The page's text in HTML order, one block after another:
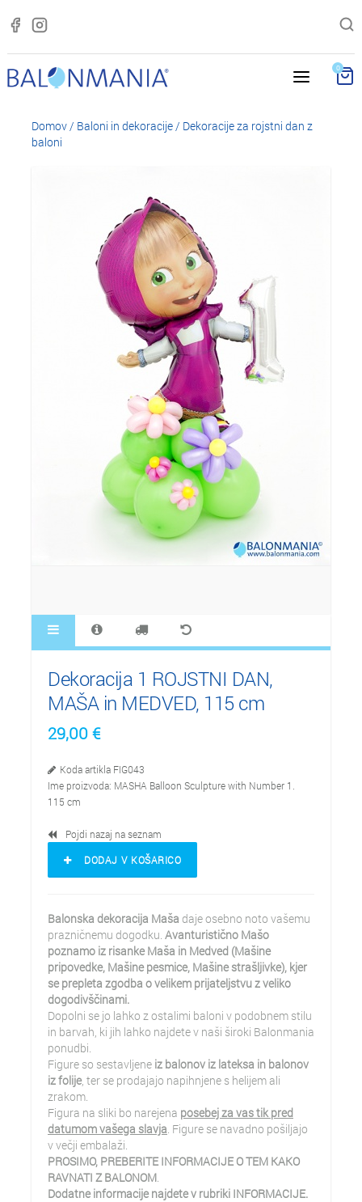
0
Domov/ Baloni in dekoracije/ Dekoracije za rojstni dan z
baloni
Dekoracija 1 ROJSTNI DAN,
MAŠA in MEDVED, 115 cm
29,00€
Koda artikla FIG043
Ime proizvoda: MASHA Balloon Sculpture with Number 1.
115 cm
Pojdi nazaj na seznam
DODAJ V KOŠARICO
Balonska dekoracija Maša daje osebno noto vašemu
prazničnemu dogodku. Avanturistično Mašo
poznamo iz risanke Maša in Medved (Mašine
pripovedke, Mašine pesmice, Mašine strašljivke), kjer
se prepleta zgodba o velikem prijateljstvu z veliko
dogodivščinami.
Dopolni se jo lahko z ostalimi baloni v podobnem stilu
in barvah, ki jih lahko najdete v naši široki Balonmania
ponudbi.
Figure so sestavljene iz balonov iz lateksa in balonov
iz folije, ter se prodajajo napihnjene s helijem ali
zrakom.
Figura na sliki bo narejena posebej za vas tik pred
datumom vašega slavja. Figure se navadno pošiljajo
v večji embalaži.
PROSIMO, PREBERITE INFORMACIJE O TEM KAKO
RAVNATI Z BALONOM.
Dodatne informacije najdete v rubriki INFORMACIJE.